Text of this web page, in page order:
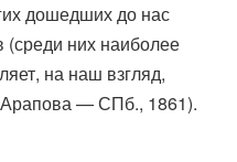
дошедших до нас
них наиболее
на наш взгляд,
Арапова — СПб., 1861).